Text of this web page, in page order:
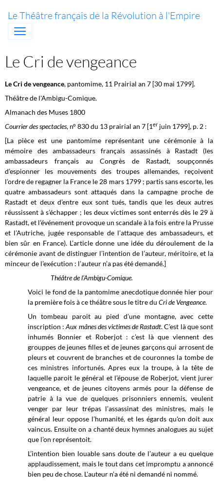
Le Théâtre français de la Révolution à l'Empire
Le Cri de vengeance
Le Cri de vengeance, pantomime, 11 Prairial an 7 [30 mai 1799].
Théâtre de l'Ambigu-Comique.
Almanach des Muses 1800
Courrier des spectacles, n° 830 du 13 prairial an 7 [1er juin 1799], p. 2 :
[La pièce est une pantomime représentant une cérémonie à la
mémoire des ambassadeurs français assassinés à Rastadt (les
ambassadeurs français au Congrès de Rastadt, soupçonnés
d’espionner les mouvements des troupes allemandes, reçoivent
l’ordre de regagner la France le 28 mars 1799 ; partis sans escorte, les
quatre ambassadeurs sont attaqués dans la campagne proche de
Rastadt et deux d’entre eux sont tués, tandis que les deux autres
réussissent à s’échapper ; les deux victimes sont enterrés dès le 29 à
Rastadt, et l’événement provoque un scandale à la fois entre la Prusse
et l’Autriche, jugée responsable de l’attaque des ambassadeurs, et
bien sûr en France). L’article donne une idée du déroulement de la
cérémonie avant de distinguer l’intention de l’auteur, méritoire, et la
minceur de l’exécution : l’auteur n’a pas été demandé.]
Théâtre de l’Ambigu-Comique.
Voici le fond de la pantomime anecdotique donnée hier pour
la première fois à ce théâtre sous le titre du Cri de Vengeance.
Un tombeau paroit au pied d’une montagne, avec cette
inscription :Aux mânes des victimes de Rastadt. C’est là que sont
inhumés Bonnier et Roberjot : c’est là que viennent des
grouppes de jeunes filles et de jeunes garçons qui arrosent de
pleurs et couvrent de branches et de couronnes la tombe de
ces ministres infortunés. Apres eux la troupe, à la tête de
laquelle paroit le général et l’épouse de Roberjot, vient jurer
vengeance, et de jeunes citoyens armés pour la défense de
patrie à la vue de quelques prisonniers ennemis, veulent
venger par leur trépas l’assassinat des ministres, mais le
général leur oppose l’humanité, et les égards qu'on doit aux
vaincus. Ensuite on a chanté deux hymnes analogues au sujet
que l’on représentoit.
L’intention bien louable sans doute de l’auteur a eu quelque
applaudissement, mais le tout dans cet impromptu a annoncé
bien peu de chose. L'auteur n’a été ni demandé ni nommé.